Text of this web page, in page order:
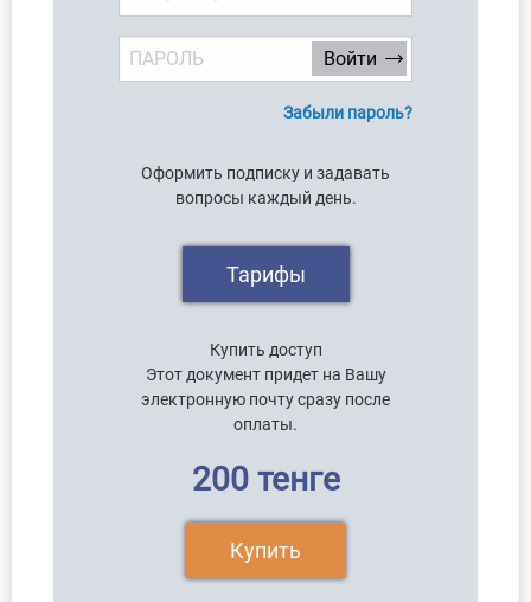
Забыли пароль?
Оформить подписку и задавать
вопросы каждый день.
Тарифы
Купить доступ
Этот документ придет на Вашу
электронную почту сразу после
оплаты.
200 тенге
Купить